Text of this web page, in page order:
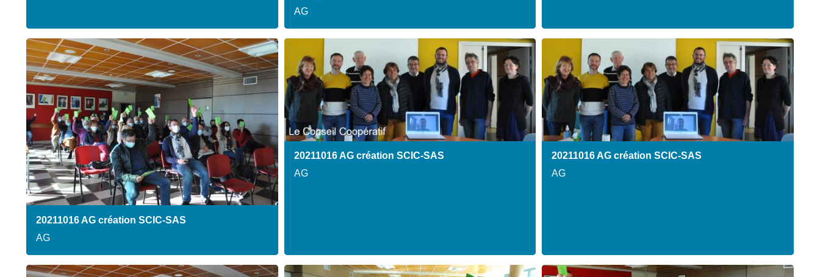
AG
20211016 AG création SCIC-SAS
AG
20211016 AG création SCIC-SAS
AG
20211016 AG création SCIC-SAS
AG